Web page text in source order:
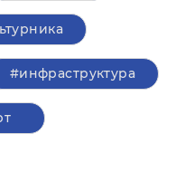
#инфраструктура